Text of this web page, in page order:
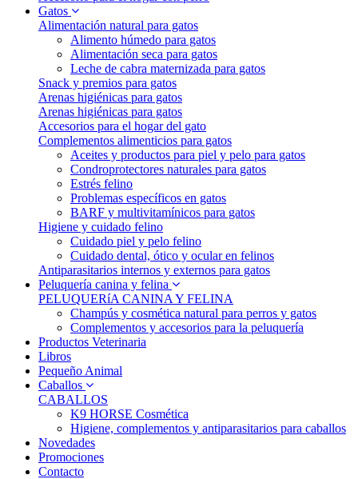
Gatos
Alimentación natural para gatos
Alimento húmedo para gatos
Alimentación seca para gatos
Leche de cabra maternizada para gatos
Snack y premios para gatos
Arenas higiénicas para gatos
Arenas higiénicas para gatos
Accesorios para el hogar del gato
Complementos alimenticios para gatos
Aceites y productos para piel y pelo para gatos
Condroprotectores naturales para gatos
Estrés felino
Problemas específicos en gatos
BARF y multivitamínicos para gatos
Higiene y cuidado felino
Cuidado piel y pelo felino
Cuidado dental, ótico y ocular en felinos
Antiparasitarios internos y externos para gatos
Peluquería canina y felina
PELUQUERíA CANINA Y FELINA
Champús y cosmética natural para perros y gatos
Complementos y accesorios para la peluquería
Productos Veterinaria
Libros
Pequeño Animal
Caballos
CABALLOS
K9 HORSE Cosmética
Higiene, complementos y antiparasitarios para caballos
Novedades
Promociones
Contacto